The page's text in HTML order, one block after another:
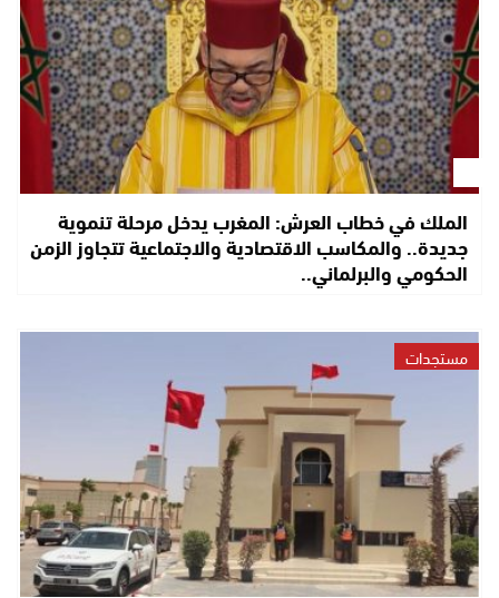
الملك في خطاب العرش: المغرب يدخل مرحلة تنموية
جديدة.. والمكاسب الاقتصادية والاجتماعية تتجاوز الزمن
الحكومي والبرلماني..
مستجدات